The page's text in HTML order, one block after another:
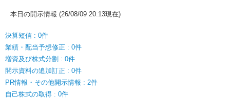
本日の開示情報 (26/08/09 20:13現在)
決算短信 : 0件
業績・配当予想修正 : 0件
増資及び株式分割 : 0件
開示資料の追加訂正 : 0件
PR情報・その他開示情報 : 2件
自己株式の取得 : 0件